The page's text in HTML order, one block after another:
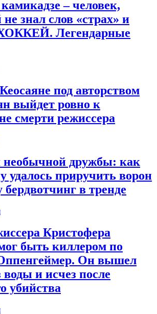
– человек,
знал слов «страх» и
Легендарные
под авторством
выйдет ровно к
смерти режиссера
необычной дружбы: как
удалось приручить ворон
бердвотчинг в тренде
Кристофера
быть киллером по
Он вышел
воды и исчез после
убийства